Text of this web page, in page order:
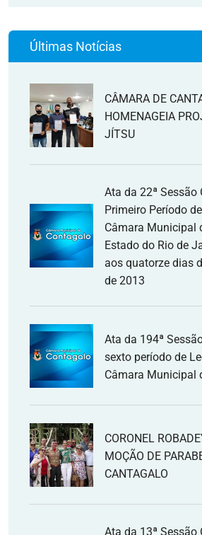
Últimas Notícias
CÂMARA DE
HOMENAGEIA
JÍTSU
Ata da 22ª Sessão
Primeiro Período
Câmara Municipal
Estado do Rio de
aos quatorze dias
de 2013
Ata da 194ª
sexto período de
Câmara Municipal
CORONEL
MOÇÃO DE
CANTAGALO
Ata da 13ª Sessão